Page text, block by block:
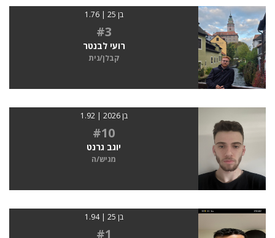
בן 25 | 1.76
#3
רועי לבנטר
קבלן/נית
בן 2026 | 1.92
#10
יוגב גרנט
מגיש/ה
בן 25 | 1.94
#1